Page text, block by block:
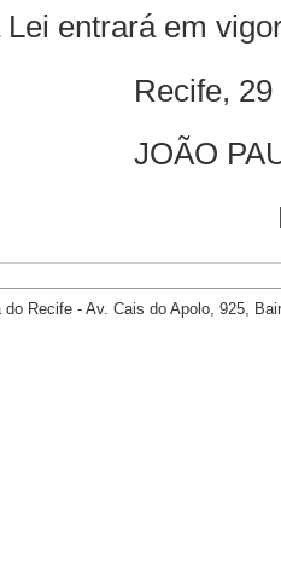
Lei entrará em
Recife,
JOÃO
do Recife - Av. Cais do Apolo, 925,